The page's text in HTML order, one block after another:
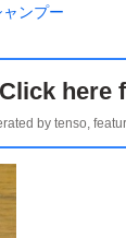
ャンプー
Click here
by tenso,